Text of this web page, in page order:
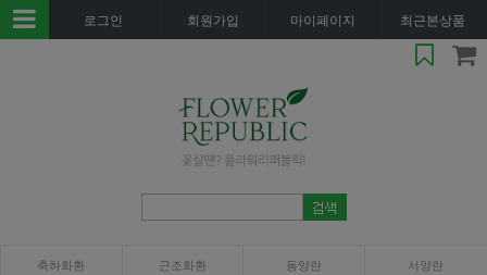
로그인 회원가입 마이페이지 최근본상품
축하화환 근조화환 동양란 서양란